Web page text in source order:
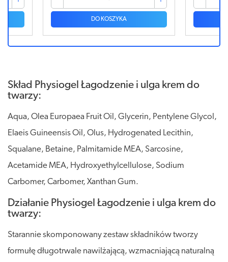
DO KOSZYKA
Skład Physiogel Łagodzenie i ulga krem do
twarzy:
Aqua, Olea Europaea Fruit Oil, Glycerin, Pentylene Glycol,
Elaeis Guineensis Oil, Olus, Hydrogenated Lecithin,
Squalane, Betaine, Palmitamide MEA, Sarcosine,
Acetamide MEA, Hydroxyethylcellulose, Sodium
Carbomer, Carbomer, Xanthan Gum.
Działanie Physiogel Łagodzenie i ulga krem do
twarzy:
Starannie skomponowany zestaw składników tworzy
formułę długotrwale nawilżającą, wzmacniającą naturalną